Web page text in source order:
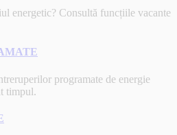
energetic? Consultă funcțiile vacante
programate de energie
timpul.